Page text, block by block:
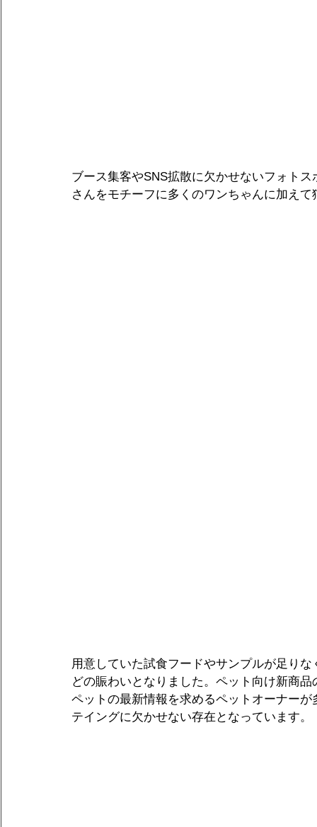
ブース集客やSNS拡散に欠かせないフォト
さんをモチーフに多くのワンちゃんに加え
用意していた試食フードやサンプルが足り
どの賑わいとなりました。ペット向け新商
ペットの最新情報を求めるペットオーナー
テイングに欠かせない存在となっています。